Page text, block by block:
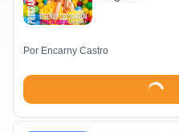
Por Encarny Castro